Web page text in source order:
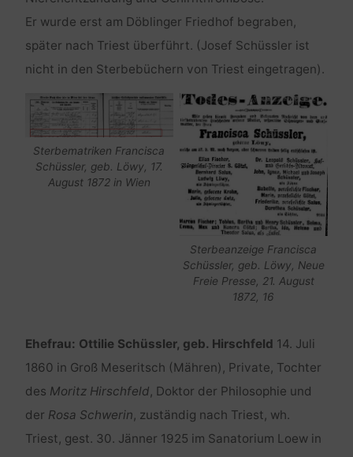
Er wurde erst am Döblinger Friedhof begraben,
später nach Triest überführt. (Josef Schüssler ist
nicht in den Sterbebüchern von Triest eingetragen).
Sterbematriken Francisca
Schüssler, geb. Löwy, 17.
August 1872 in Wien
Sterbeanzeige Francisca
Schüssler, geb. Löwy, Neue
Freie Presse, 21. August
1872, 16
Ehefrau: Ottilie Schüssler, geb. Hirschfeld 14. Juli
1860 in Groß Meseritsch (Mähren), Private, Tochter
des Moritz Hirschfeld, Doktor der Philosophie und
der Rosa Schwerin, zuständig nach Triest, wh.
Triest, gest. 30. Jänner 1925 im Sanatorium Loew in